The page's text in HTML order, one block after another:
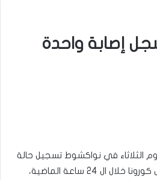
إصابة واحدة
الثلاثاء في نواكشوط تسجيل حالة
شفاء وإصابة واحدة بفيروس كورونا خلال ال 24 ساعة الماضية،